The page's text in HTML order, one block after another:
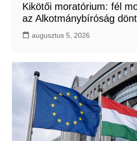
Kikötői moratórium: fél
az Alkotmánybíróság
augusztus 5, 2026